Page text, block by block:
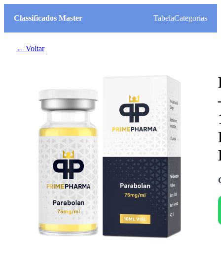
Classificados Master TabelaCategorias
← Voltar